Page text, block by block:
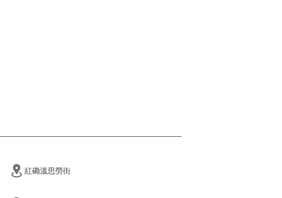
紅磡溫思勞街